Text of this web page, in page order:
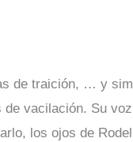
de traición, … y
vacilación. Su
los ojos de